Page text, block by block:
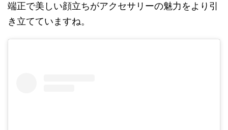
端正で美しい顔立ちがアクセサリーの魅力をより引
き立てていますね。